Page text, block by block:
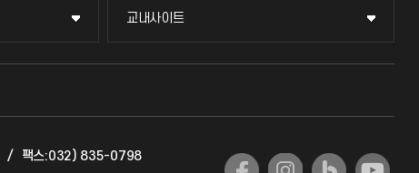
교내사이트
교내사이트
교수회
국제교류과
/ 팩스:032) 835-0798